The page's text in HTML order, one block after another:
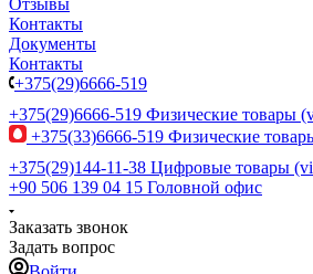
Отзывы
Контакты
Документы
Контакты
+375(29)6666-519
+375(29)6666-519 Физические товары
+375(33)6666-519 Физические
+375(29)144-11-38 Цифровые товары
+90 506 139 04 15 Головной офис
Заказать звонок
Задать вопрос